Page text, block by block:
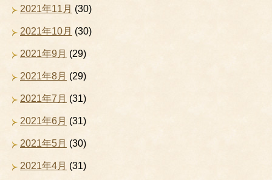
2021年11月 (30)
2021年10月 (30)
2021年9月 (29)
2021年8月 (29)
2021年7月 (31)
2021年6月 (31)
2021年5月 (30)
2021年4月 (31)